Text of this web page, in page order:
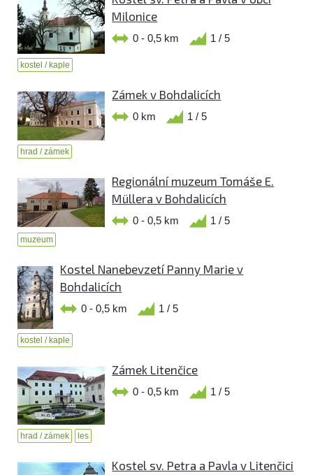
Milonice
0 - 0,5 km 1 / 5
kostel / kaple
Zámek v Bohdalicích
0 km 1 / 5
hrad / zámek
Regionální muzeum Tomáše E.
Müllera v Bohdalicích
0 - 0,5 km 1 / 5
muzeum
Kostel Nanebevzetí Panny Marie v
Bohdalicích
0 - 0,5 km 1 / 5
kostel / kaple
Zámek Litenčice
0 - 0,5 km 1 / 5
hrad / zámek les
Kostel sv. Petra a Pavla v Litenčici